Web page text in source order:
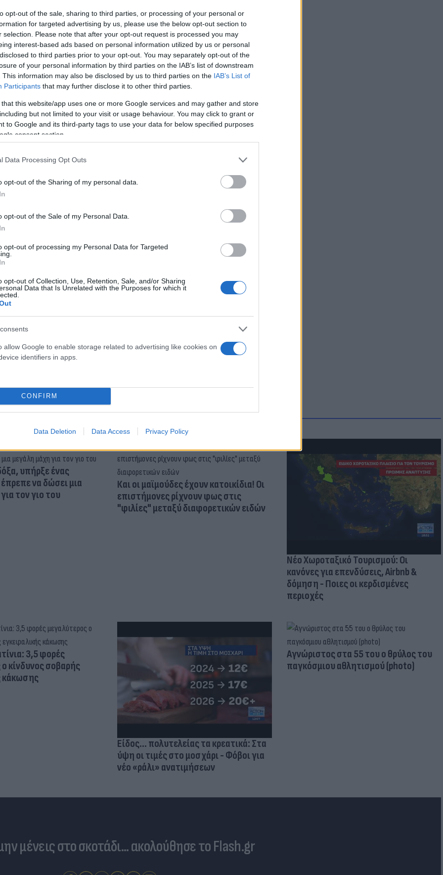
opt-out of the sale, sharing to third parties, or processing of your personal or
for targeted advertising by us, please use the below opt-out section to
selection. Please note that after your opt-out request is processed you may
interest-based ads based on personal information utilized by us or personal
to third parties prior to your opt-out. You may separately opt-out of the
of your personal information by third parties on the IAB’s list of downstream
This information may also be disclosed by us to third parties on the IAB’s List of
Participants that may further disclose it to other third parties.
that this website/app uses one or more Google services and may gather and store
but not limited to your visit or usage behaviour. You may click to grant or
to Google and its third-party tags to use your data for below specified purposes
consent section.
Data Processing Opt Outs
opt-out of the Sharing of my personal data.
opt-out of the Sale of my Personal Data.
opt-out of processing my Personal Data for Targeted
opt-out of Collection, Use, Retention, Sale, and/or Sharing
Data that Is Unrelated with the Purposes for which it
allow Google to enable storage related to advertising like cookies on
identifiers in apps.
CONFIRM
Data Deletion Data Access Privacy Policy
από την άλλη σκέφτομαι, ότι δεν μπορώ να περιορίσω ένα
για να μπορέσει να ανταπεξέλθει».
Flash.grστην αναζήτηση τηςGoogle
Δάσκαλος «τα κάνει λίμπα» στη τάξη και
από 5 συμμαθητές του - Τον χτύπησαν και του
να χτυπά με ξύλο συμμαθητή του - «Το κάνω για να σε
όταν είδε να ξυλοκοπούν ένα παιδί... έχουμε
υπήρξε ένας
να δώσει μια
τον γιο του
Και οι μαϊμούδες έχουν κατοικίδια! Οι
επιστήμονες ρίχνουν φως στις
"φιλίες" μεταξύ διαφορετικών ειδών
Νέο Χωροταξικό Τουρισμού: Οι
κανόνες για επενδύσεις, Airbnb &
δόμηση - Ποιες οι κερδισμένες
περιοχές
3,5 φορές
κίνδυνος σοβαρής
κάκωσης
Είδος... πολυτελείας τα κρεατικά: Στα
ύψη οι τιμές στο μοσχάρι - Φόβοι για
νέο «ράλι» ανατιμήσεων
Aγνώριστος στα 55 του ο θρύλος του
παγκόσμιου αθλητισμού (photo)
μένεις στο σκοτάδι... ακολούθησε το Flash.gr